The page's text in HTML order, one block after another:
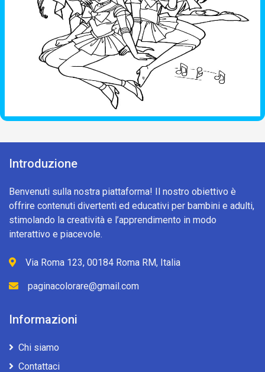
Introduzione
Benvenuti sulla nostra piattaforma! Il nostro obiettivo è
offrire contenuti divertenti ed educativi per bambini e adulti,
stimolando la creatività e l’apprendimento in modo
interattivo e piacevole.
Via Roma 123, 00184 Roma RM, Italia
paginacolorare@gmail.com
Informazioni
Chi siamo
Contattaci